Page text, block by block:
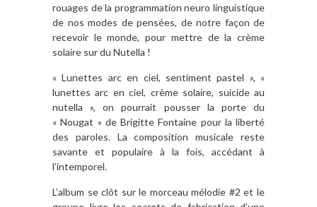
rouages de la programmation neuro linguistique
de nos modes de pensées, de notre façon de
recevoir le monde, pour mettre de la crème
solaire sur du Nutella !
« Lunettes arc en ciel, sentiment pastel », «
lunettes arc en ciel, crème solaire, suicide au
nutella », on pourrait pousser la porte du
« Nougat » de Brigitte Fontaine pour la liberté
des paroles. La composition musicale reste
savante et populaire à la fois, accédant à
l’intemporel.
L’album se clôt sur le morceau mélodie #2 et le